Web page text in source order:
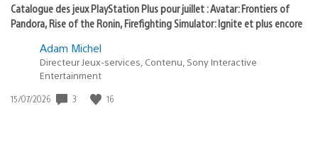
Catalogue des jeux PlayStation Plus pour juillet : Avatar: Frontiers of
Pandora, Rise of the Ronin, Firefighting Simulator: Ignite et plus encore
Adam Michel
Directeur Jeux-services, Contenu, Sony Interactive
Entertainment
Date
15/07/2026 3 16